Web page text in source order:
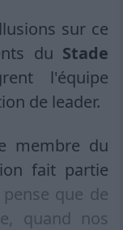
sur ce
du Stade
l'équipe
de leader.
membre du
fait partie
pense que de
quand nos